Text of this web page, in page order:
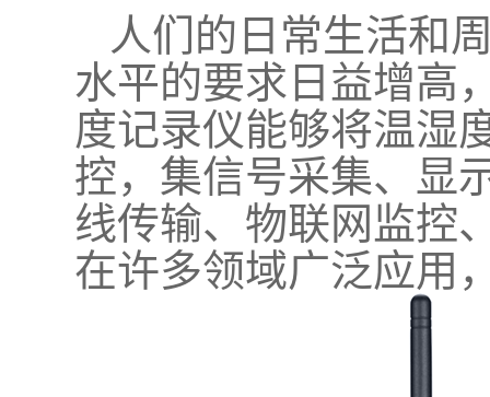
人们的日常生活和
水平的要求日益增高
度记录仪能够将温湿
控，集信号采集、显
线传输、物联网监控
在许多领域广泛应用